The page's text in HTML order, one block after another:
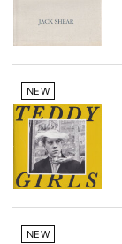
NEW
NEW